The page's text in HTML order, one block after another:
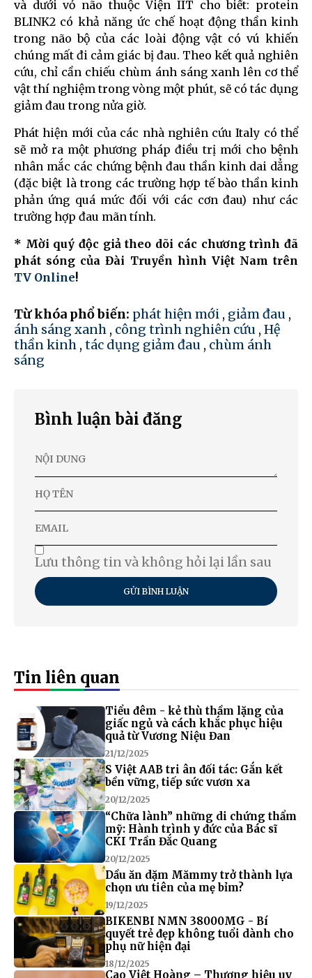
và dưới vỏ não thuộc Viện IIT cho biết: protein
BLINK2 có khả năng ức chế hoạt động thần kinh
trong não bộ của các loài động vật có vú khiến
chúng mất đi cảm giác bị đau. Theo kết quả nghiên
cứu, chỉ cần chiếu chùm ánh sáng xanh lên cơ thể
vật thí nghiệm trong vòng một phút, sẽ có tác dụng
giảm đau trong nửa giờ.
Phát hiện mới của các nhà nghiên cứu Italy có thể
sẽ mở ra một phương pháp điều trị mới cho bệnh
nhân mắc các chứng bệnh đau thần kinh dai dẳng
(đặc biệt là trong các trường hợp tế bào thần kinh
phản ứng quá mức đối với các cơn đau) như các
trường hợp đau mãn tính.
* Mời quý độc giả theo dõi các chương trình đã
phát sóng của Đài Truyền hình Việt Nam trên
TV Online!
Từ khóa phổ biến: phát hiện mới , giảm đau ,
ánh sáng xanh , công trình nghiên cứu , Hệ
thần kinh , tác dụng giảm đau , chùm ánh
sáng
Bình luận bài đăng
Lưu thông tin và không hỏi lại lần sau
GỬI BÌNH LUẬN
Tin liên quan
Tiểu đêm - kẻ thù thầm lặng của
giấc ngủ và cách khắc phục hiệu
quả từ Vương Niệu Đan
21/12/2025
S Việt AAB tri ân đối tác: Gắn kết
bền vững, tiếp sức vươn xa
20/12/2025
“Chữa lành” những di chứng thẩm
mỹ: Hành trình y đức của Bác sĩ
CKI Trần Đắc Quang
20/12/2025
Dầu ăn dặm Mămmy trở thành lựa
chọn ưu tiên của mẹ bỉm?
19/12/2025
BIKENBI NMN 38000MG - Bí
quyết trẻ đẹp không tuổi dành cho
phụ nữ hiện đại
18/12/2025
Cao Việt Hoàng – Thương hiệu uy